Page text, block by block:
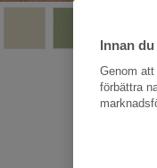
Hela
Innan
Genom
förbättra